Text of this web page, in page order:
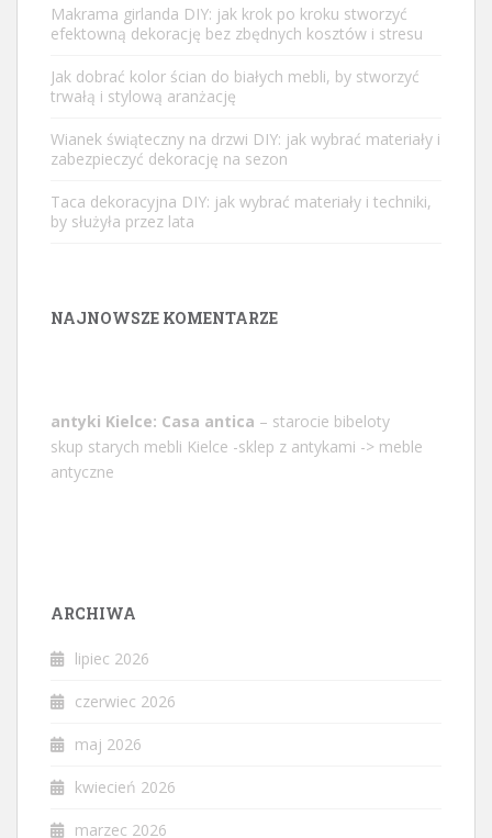
Makrama girlanda DIY: jak krok po kroku stworzyć
efektowną dekorację bez zbędnych kosztów i stresu
Jak dobrać kolor ścian do białych mebli, by stworzyć
trwałą i stylową aranżację
Wianek świąteczny na drzwi DIY: jak wybrać materiały i
zabezpieczyć dekorację na sezon
Taca dekoracyjna DIY: jak wybrać materiały i techniki,
by służyła przez lata
NAJNOWSZE KOMENTARZE
antyki Kielce: Casa antica – starocie bibeloty
skup starych mebli Kielce -sklep z antykami -> meble
antyczne
ARCHIWA
lipiec 2026
czerwiec 2026
maj 2026
kwiecień 2026
marzec 2026